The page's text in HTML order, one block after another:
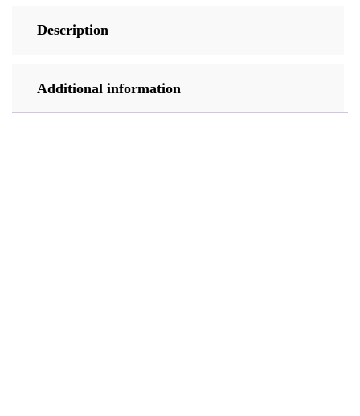
Description
Additional information